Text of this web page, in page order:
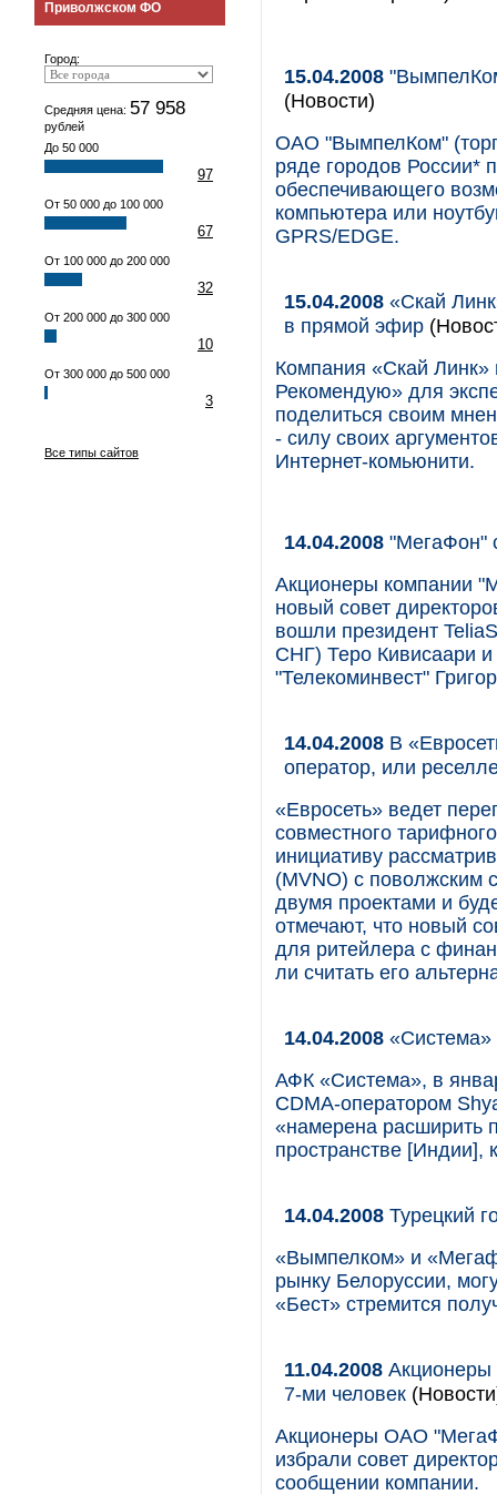
Приволжском ФО
Город:
Средняя цена: 57 958
рублей
До 50 000
97
От 50 000 до 100 000
67
От 100 000 до 200 000
32
От 200 000 до 300 000
10
От 300 000 до 500 000
3
Все типы сайтов
15.04.2008
(Новости)
ОАО "ВымпелКом"
ряде городов России*
обеспечивающего
компьютера или
GPRS/EDGE.
15.04.2008 «Скай
в прямой эфир
Компания «Скай Линк»
Рекомендую» для
поделиться своим
- силу своих
Интернет-комьюнити.
14.04.2008 "МегаФон"
Акционеры компании
новый совет
вошли президент
СНГ) Теро Кивисаари и
"Телекоминвест"
14.04.2008 В
оператор, или
«Евросеть» ведет
совместного
инициативу
(MVNO) с
двумя проектами и
отмечают, что новый
для ритейлера с
ли считать его
14.04.2008 «Система»
АФК «Система», в
CDMA-оператором
«намерена расширить
пространстве [Индии],
14.04.2008 Турецкий
«Вымпелком» и
рынку Белоруссии,
«Бест» стремится
11.04.2008 Акционеры
7-ми человек
Акционеры ОАО
избрали совет
сообщении компании.